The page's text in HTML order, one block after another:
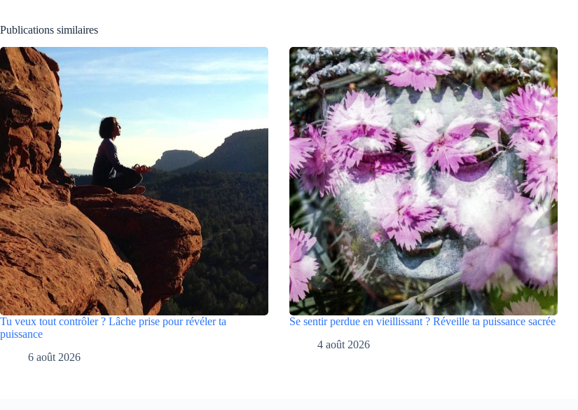
Publications similaires
Tu veux tout contrôler ? Lâche prise pour révéler ta
puissance
6 août 2026
Se sentir perdue en vieillissant ? Réveille ta puissance sacrée
4 août 2026